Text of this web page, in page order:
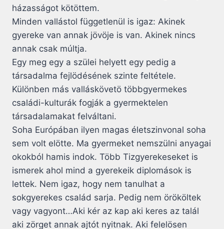
házasságot kötöttem.
Minden vallástol függetlenül is igaz: Akinek
gyereke van annak jövöje is van. Akinek nincs
annak csak múltja.
Egy meg egy a szülei helyett egy pedig a
társadalma fejlödésének szinte feltétele.
Különben más valláskövetö többgyermekes
családi-kulturák fogják a gyermektelen
társadalamakat felváltani.
Soha Európában ilyen magas életszinvonal soha
sem volt elötte. Ma gyermeket nemszülni anyagai
okokból hamis indok. Több Tizgyerekeseket is
ismerek ahol mind a gyerekeik diplomások is
lettek. Nem igaz, hogy nem tanulhat a
sokgyerekes család sarja. Pedig nem örököltek
vagy vagyont…Aki kér az kap aki keres az talál
aki zörget annak ajtót nyitnak. Aki felelösen